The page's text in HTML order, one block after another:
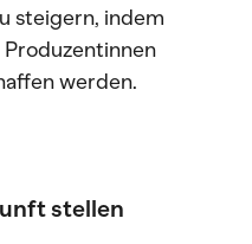
steigern, indem
werden.
stellen